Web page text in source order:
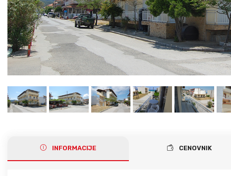
Gerakini
Psakoudia
Metamorfozis
Nikiti
Neos Marmaras
Toroni
Vourvourou
Sarti
Kalamitsi
Salonikiou
Ohrid
Istra – Pula
Umag
INFORMACIJE CENOVNIK